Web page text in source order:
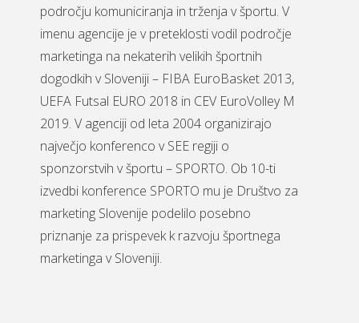
področju komuniciranja in trženja v športu. V
imenu agencije je v preteklosti vodil področje
marketinga na nekaterih velikih športnih
dogodkih v Sloveniji – FIBA EuroBasket 2013,
UEFA Futsal EURO 2018 in CEV EuroVolley M
2019. V agenciji od leta 2004 organizirajo
največjo konferenco v SEE regiji o
sponzorstvih v športu – SPORTO. Ob 10-ti
izvedbi konference SPORTO mu je Društvo za
marketing Slovenije podelilo posebno
priznanje za prispevek k razvoju športnega
marketinga v Sloveniji.